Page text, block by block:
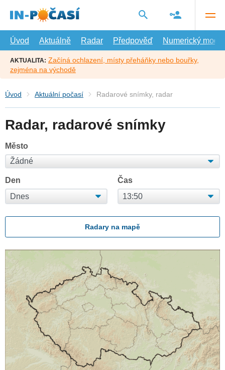
hlavní
Úvod
Aktuálně Radar Předpověď Numerický model
AKTUALITA: Začíná ochlazení, místy přeháňky nebo bouřky,
zejména na východě
Úvod Aktuální počasí Radarové snímky, radar
Radar, radarové snímky
Město
Den Čas
Radary na mapě